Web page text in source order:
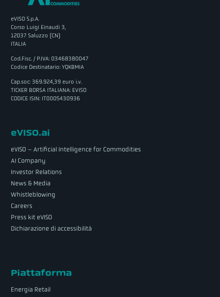
eVISO S.p.A.
Corso Luigi Einaudi 3,
12037 Saluzzo (CN)
ITALIA
Cod.Fisc. / P.IVA: 03468380047
Codice Destinatario: YQKBMIA
Cap.soc: 369.924,39 euro i.v.
TICKER BORSA ITALIANA: EVISO
CODICE ISIN: IT0005430936
eVISO.ai
eVISO – Artificial Intelligence for Commodities
AI Company
Investor Relations
News & Media
Whistleblowing
Careers
Press kit eVISO
Dichiarazione di accessibilità
Piattaforma
Energia Retail